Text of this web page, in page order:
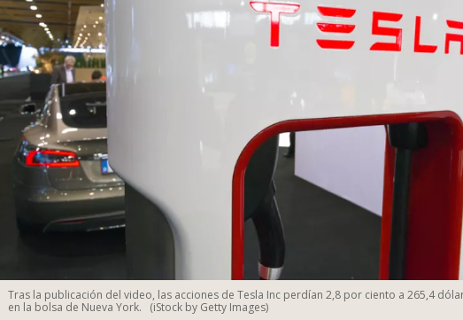
Tras la publicación del video, las acciones de Tesla Inc perdían 2,8 por ciento a 265,4
en la bolsa de Nueva York.
(iStock by Getty Images)